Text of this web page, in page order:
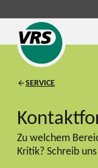
SERVICE
Zu welchem
Kritik? Schreib